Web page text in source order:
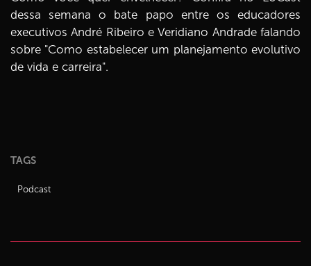
dessa semana o bate papo entre os educadores
executivos André Ribeiro e Veridiano Andrade falando
sobre "Como estabelecer um planejamento evolutivo
de vida e carreira".
TAGS
Podcast